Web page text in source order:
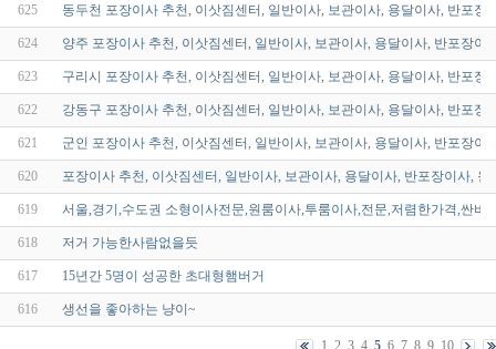
625 동두천 포장이사 추천, 이삿짐센터, 일반이사, 보관이사, 용달이사, 반포
624 양주 포장이사 추천, 이삿짐센터, 일반이사, 보관이사, 용달이사, 반포장
623 구리시 포장이사 추천, 이삿짐센터, 일반이사, 보관이사, 용달이사, 반포
622 강동구 포장이사 추천, 이삿짐센터, 일반이사, 보관이사, 용달이사, 반포
621 군인 포장이사 추천, 이삿짐센터, 일반이사, 보관이사, 용달이사, 반포장
620 포장이사 추천, 이삿짐센터, 일반이사, 보관이사, 용달이사, 반포장이사,
619 서울,경기,수도권 소형이사전문,원룸이사,투룸이사,전문,저렴한가격,싼비
618 저거 가능한사람없을듯
617 15년간 5명이 성공한 초대형햄버거
616 생선을 좋아하는 냥이~
1 2 3 4 5 6 7 8 9 10